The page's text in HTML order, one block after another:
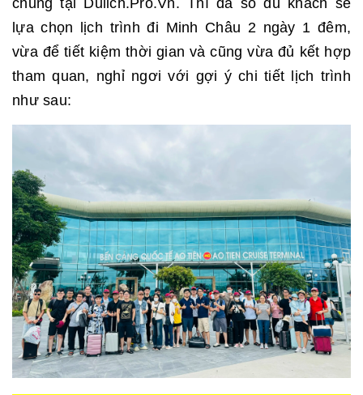
lựa chọn lịch trình đi Minh Châu 2 ngày 1 đêm,
vừa để tiết kiệm thời gian và cũng vừa đủ kết hợp
tham quan, nghỉ ngơi với gợi ý chi tiết lịch trình
như sau: